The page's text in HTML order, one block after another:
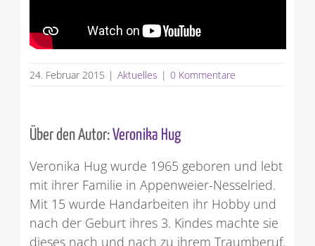
24. Februar 2015 | Aktuelles | 0 Kommentare
Über den Autor:Veronika Hug
Veronika Hug wurde 1965 geboren und lebt
mit ihrer Familie in Appenweier-Nesselried.
Mit 15 wurde Handarbeiten ihr Hobby und
nach der Geburt ihres 3. Kindes machte sie
dieses nach und nach zu ihrem Traumberuf.